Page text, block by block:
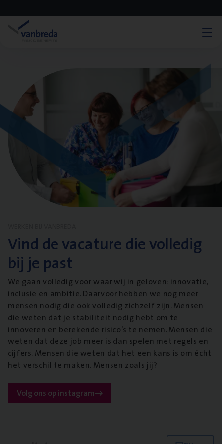
Vind de vacature die volledig
bij je past
We gaan volledig voor waar wij in geloven: innovatie,
inclusie en ambitie. Daarvoor hebben we nog meer
mensen nodig die ook volledig zichzelf zijn. Mensen
die weten dat je stabiliteit nodig hebt om te
innoveren en berekende risico’s te nemen. Mensen die
weten dat deze job meer is dan spelen met regels en
cijfers. Mensen die weten dat het een kans is om écht
het verschil te maken. Mensen zoals jij?
Volg ons op instagram